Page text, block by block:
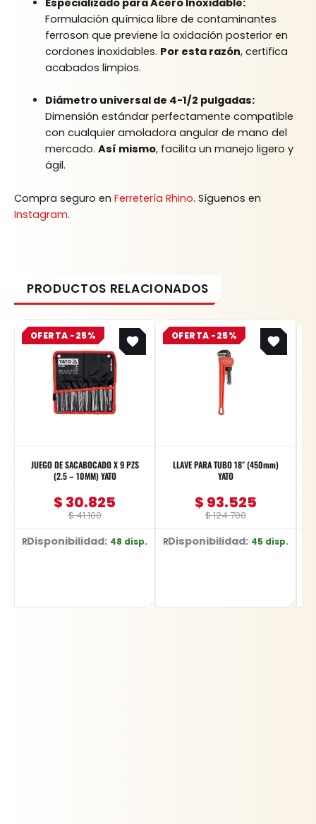
Formulación química libre de contaminantes
ferroson que previene la oxidación posterior en
cordones inoxidables. Por esta razón, certifica
acabados limpios.
Diámetro universal de 4-1/2 pulgadas:
Dimensión estándar perfectamente compatible
con cualquier amoladora angular de mano del
mercado. Así mismo, facilita un manejo ligero y
ágil.
Compra seguro en Ferretería Rhino. Síguenos en
Instagram.
OFERTA -25%
JUEGO DE SACABOCADO X 9 PZS
(2.5 – 10MM) YATO
$41.100
Original
price
was:
$ 41.100.
$ 30.825
Current
price
is:
$ 30.825.
Ref: YT-3590
Disponibilidad: 48 disp.
OFERTA -25%
LLAVE PARA TUBO 18″ (450mm)
YATO
$124.700
Original
price
was:
$ 124.700.
$ 93.525
Current
price
is:
$ 93.525.
Ref: YT-2491
Disponibilidad: 45 disp.